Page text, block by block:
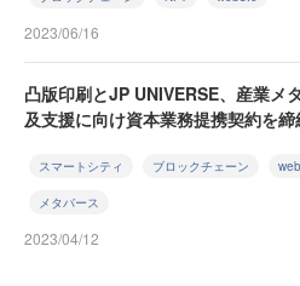
2023/06/16
凸版印刷とJP UNIVERSE、産業メ
及支援に向け資本業務提携契約を締
スマートシティ ブロックチェーン
メタバース
2023/04/12